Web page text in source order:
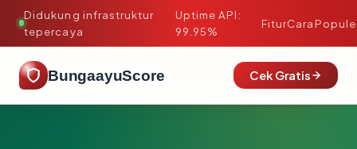
Didukung infrastruktur
tepercaya
·
Uptime API:
99.95%
FiturCara
BungaayuScore Cek Gratis